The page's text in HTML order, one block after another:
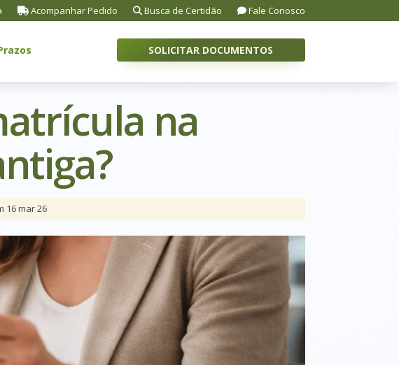
Acompanhar Pedido Busca de Certidão Fale Conosco
SOLICITAR DOCUMENTOS
na
16 mar 26